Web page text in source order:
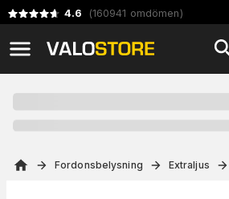
4.6 (160941 omdömen)
Fordonsbelysning Extraljus